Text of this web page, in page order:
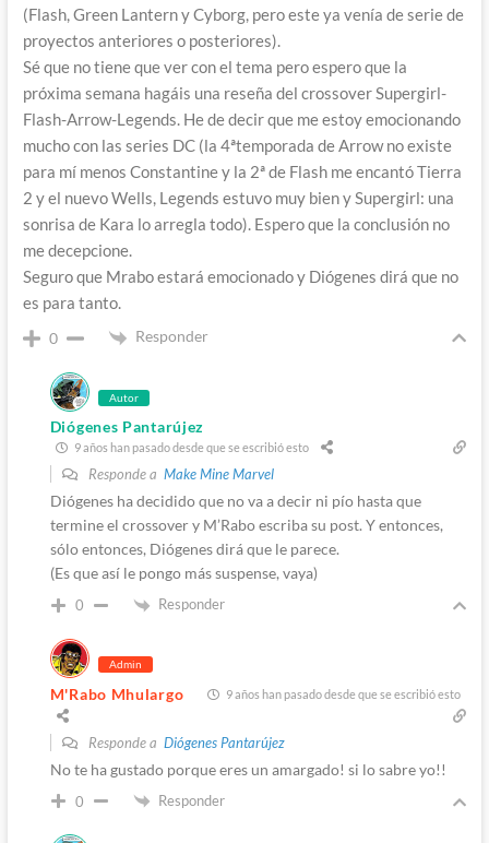
(Flash, Green Lantern y Cyborg, pero este ya venía de serie de
proyectos anteriores o posteriores).
Sé que no tiene que ver con el tema pero espero que la
próxima semana hagáis una reseña del crossover Supergirl-
Flash-Arrow-Legends. He de decir que me estoy emocionando
mucho con las series DC (la 4ªtemporada de Arrow no existe
para mí menos Constantine y la 2ª de Flash me encantó Tierra
2 y el nuevo Wells, Legends estuvo muy bien y Supergirl: una
sonrisa de Kara lo arregla todo). Espero que la conclusión no
me decepcione.
Seguro que Mrabo estará emocionado y Diógenes dirá que no
es para tanto.
0 Responder
Autor
Diógenes Pantarújez
9 años han pasado desde que se escribió esto
Responde a Make Mine Marvel
Diógenes ha decidido que no va a decir ni pío hasta que
termine el crossover y M’Rabo escriba su post. Y entonces,
sólo entonces, Diógenes dirá que le parece.
(Es que así le pongo más suspense, vaya)
0 Responder
Admin
M'Rabo Mhulargo 9 años han pasado desde que se escribió esto
Responde a Diógenes Pantarújez
No te ha gustado porque eres un amargado! si lo sabre yo!!
0 Responder